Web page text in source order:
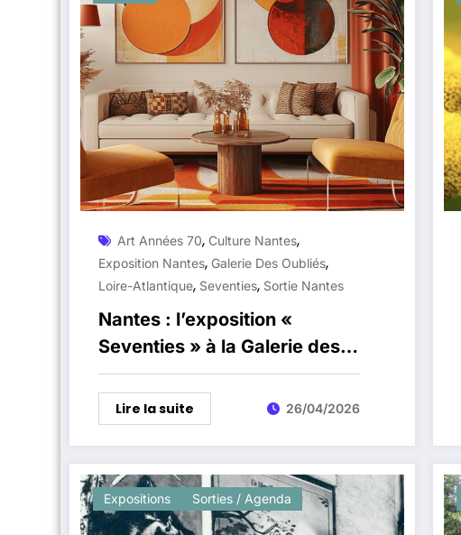
Art Années 70, Culture Nantes,
Exposition Nantes, Galerie Des Oubliés,
Loire-Atlantique, Seventies, Sortie Nantes
Nantes : l’exposition «
Seventies » à la Galerie des
Oubliés met les années 70 à
l’honneur
Lire la suite 26/04/2026
Expositions Sorties / Agenda